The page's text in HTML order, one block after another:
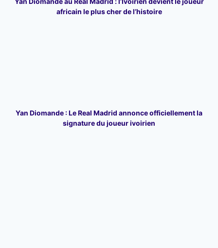
africain le plus cher de l’histoire
Yan Diomande : Le Real Madrid annonce officiellement la
signature du joueur ivoirien